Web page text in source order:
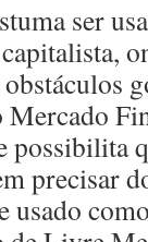
ser
precisar
usado